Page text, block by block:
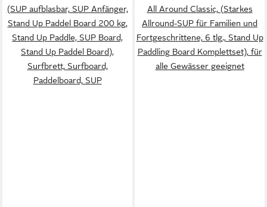
(SUP aufblasbar, SUP Anfänger,
Stand Up Paddel Board 200 kg,
Stand Up Paddle, SUP Board,
Stand Up Paddel Board),
Surfbrett, Surfboard,
Paddelboard, SUP
All Around Classic, (Starkes
Allround-SUP für Familien und
Fortgeschrittene, 6 tlg., Stand Up
Paddling Board Komplettset), für
alle Gewässer geeignet